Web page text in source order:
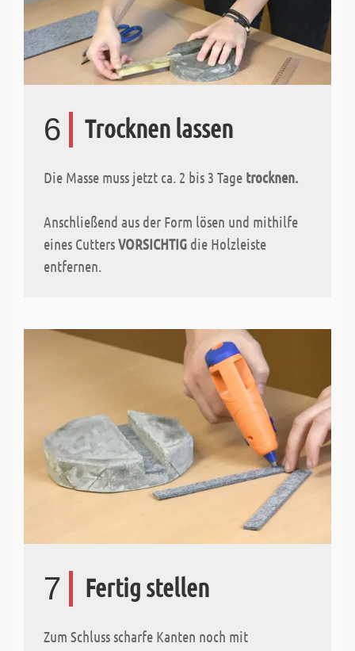
6 Trocknen lassen
Die Masse muss jetzt ca. 2 bis 3 Tage trocknen.
Anschließend aus der Form lösen und mithilfe
eines CuttersVORSICHTIG die Holzleiste
entfernen.
7 Fertig stellen
Zum Schluss scharfe Kanten noch mit